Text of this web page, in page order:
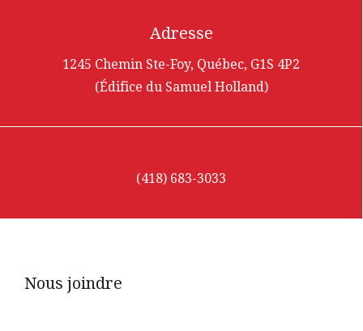
Adresse
1245 Chemin Ste-Foy, Québec, G1S 4P2
(Édifice du Samuel Holland)
(418) 683-3033
Nous joindre